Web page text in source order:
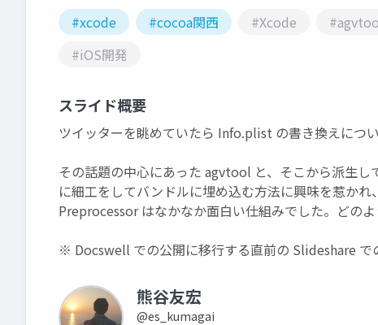
#xcode #cocoa関西 #Xcode
#iOS開発
スライド概要
ツイッターを眺めていたら Info.plist の書き換えにつ
その話題の中心にあった agvtool と、そこから派生
に細工をしてバンドルに埋め込む方法に興味を惹か
Preprocessor はなかなか面白い仕組みでした。どの
※ Docswell での公開に移行する直前の Slideshare で
熊谷友宏
@es_kumagai